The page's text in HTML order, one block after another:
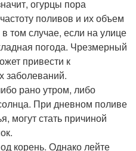
огурцы пора
поливов и их объем
том случае, если на улице
погода. Чрезмерный
привести к
заболеваний.
рано утром, либо
При дневном поливе
могут стать причиной
корень. Однако лейте